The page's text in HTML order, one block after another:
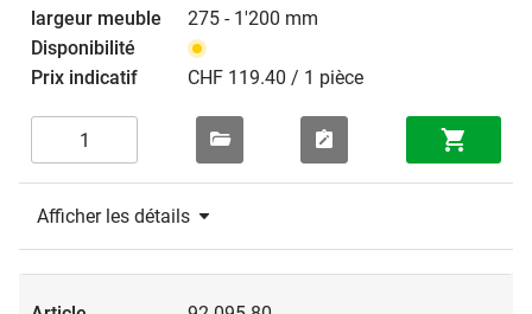
275 - 1'200 mm
CHF 119.40 / 1 pièce
Afficher les détails